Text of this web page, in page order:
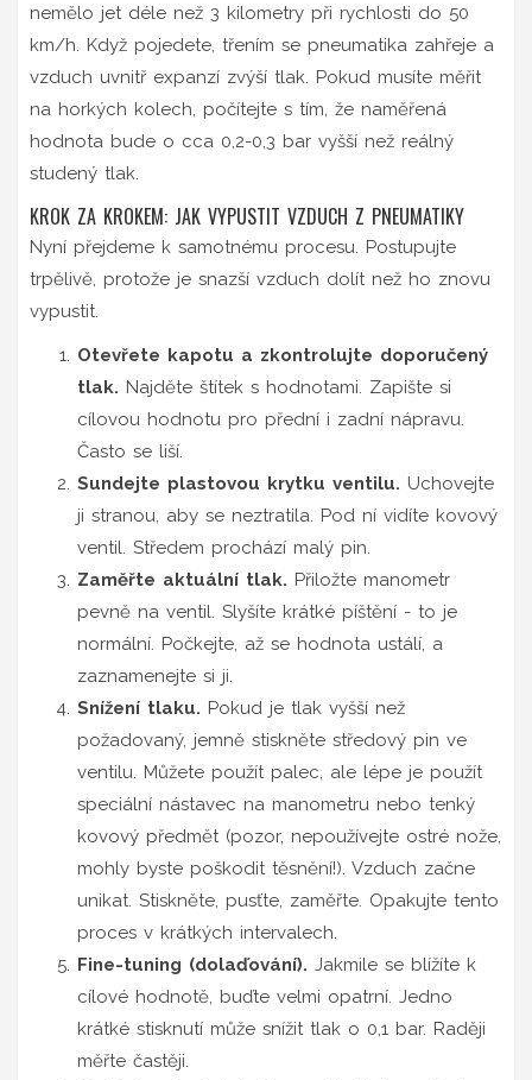
nemělo jet déle než 3 kilometry při rychlosti do 50
km/h. Když pojedete, třením se pneumatika zahřeje a
vzduch uvnitř expanzí zvýší tlak. Pokud musíte měřit
na horkých kolech, počítejte s tím, že naměřená
hodnota bude o cca 0,2-0,3 bar vyšší než reálný
studený tlak.
KROK ZA KROKEM: JAK VYPUSTIT VZDUCH Z PNEUMATIKY
Nyní přejdeme k samotnému procesu. Postupujte
trpělivě, protože je snazší vzduch dolít než ho znovu
vypustit.
Otevřete kapotu a zkontrolujte doporučený
tlak. Najděte štítek s hodnotami. Zapište si
cílovou hodnotu pro přední i zadní nápravu.
Často se liší.
Sundejte plastovou krytku ventilu. Uchovejte
ji stranou, aby se neztratila. Pod ní vidíte kovový
ventil. Středem prochází malý pin.
Zaměřte aktuální tlak. Přiložte manometr
pevně na ventil. Slyšíte krátké píštění - to je
normální. Počkejte, až se hodnota ustálí, a
zaznamenejte si ji.
Snížení tlaku. Pokud je tlak vyšší než
požadovaný, jemně stiskněte středový pin ve
ventilu. Můžete použít palec, ale lépe je použít
speciální nástavec na manometru nebo tenký
kovový předmět (pozor, nepoužívejte ostré nože,
mohly byste poškodit těsnění!). Vzduch začne
unikat. Stiskněte, pusťte, zaměřte. Opakujte tento
proces v krátkých intervalech.
Fine-tuning (dolaďování). Jakmile se blížíte k
cílové hodnotě, buďte velmi opatrní. Jedno
krátké stisknutí může snížit tlak o 0,1 bar. Raději
měřte častěji.